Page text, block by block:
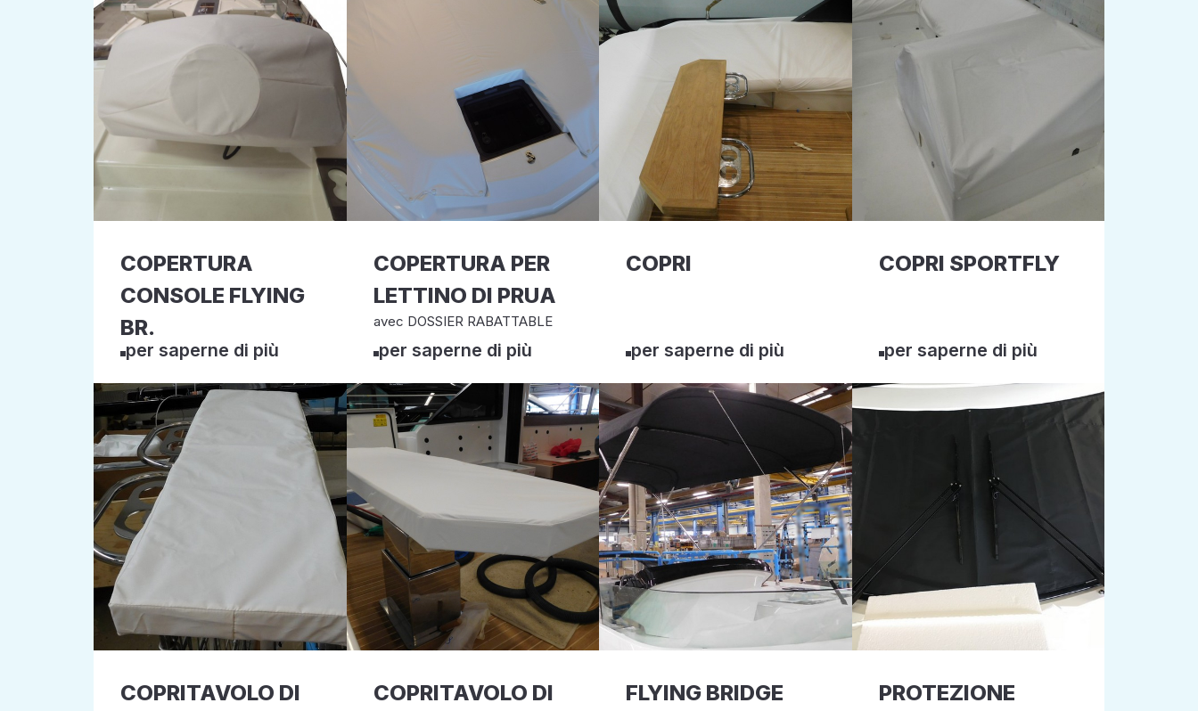
COPERTURA
CONSOLE FLYING
BR.
per saperne di più
COPERTURA PER
LETTINO DI PRUA
avec DOSSIER RABATTABLE
per saperne di più
COPRI
per saperne di più
COPRI SPORTFLY
per saperne di più
COPRITAVOLO DI
COPRITAVOLO DI
FLYING BRIDGE
PROTEZIONE